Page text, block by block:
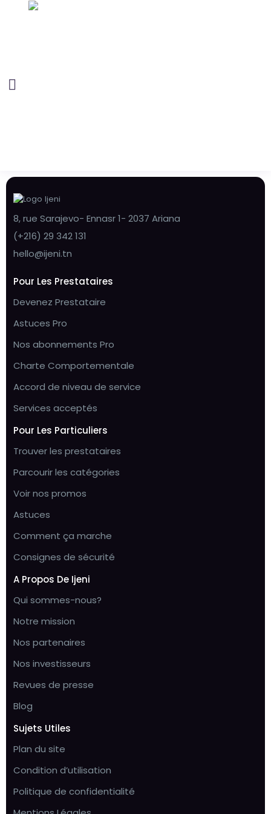
8, rue Sarajevo- Ennasr 1- 2037 Ariana
(+216) 29 342 131
hello@ijeni.tn
Pour Les Prestataires
Devenez Prestataire
Astuces Pro
Nos abonnements Pro
Charte Comportementale
Accord de niveau de service
Services acceptés
Pour Les Particuliers
Trouver les prestataires
Parcourir les catégories
Voir nos promos
Astuces
Comment ça marche
Consignes de sécurité
A Propos De Ijeni
Qui sommes-nous?
Notre mission
Nos partenaires
Nos investisseurs
Revues de presse
Blog
Sujets Utiles
Plan du site
Condition d’utilisation
Politique de confidentialité